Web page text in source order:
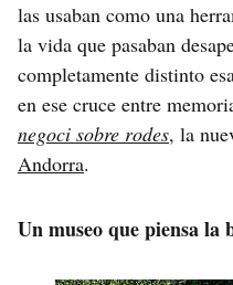
las usaban como una
la vida que pasaban
completamente distinto
en ese cruce entre
negoci sobre rodes, la
Andorra.
Un museo que piensa la